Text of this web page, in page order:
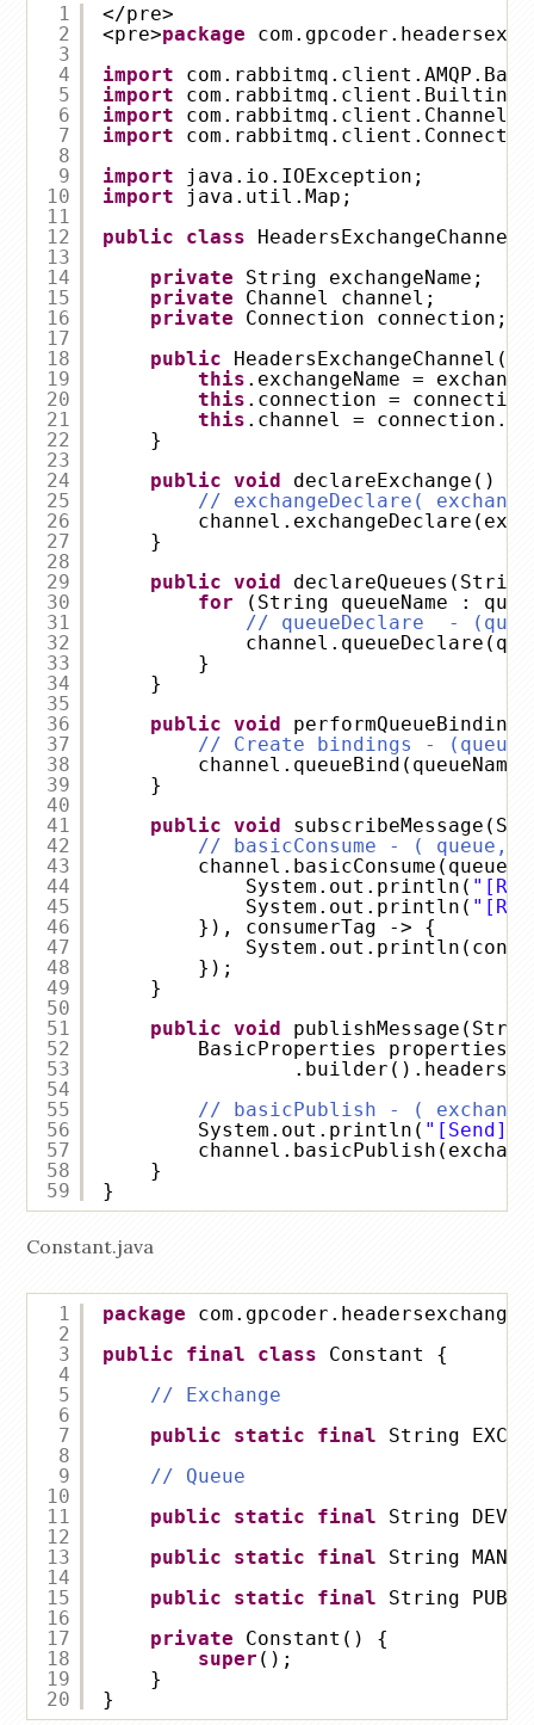
1
2
3
4
5
6
7
8
9
10
11
12
13
14
15
16
17
18
19
20
21
22
23
24
25
26
27
28
29
30
31
32
33
34
35
36
37
38
39
40
41
42
43
44
45
46
47
48
49
50
51
52
53
54
55
56
57
58
59
</pre>
<pre>package
import
import
import
com.rabbitmq.client.Channel;
import
import
java.io.IOException;
import
java.util.Map;
public
class
HeadersExchangeChannel
private
String exchangeName;
private
Channel channel;
private
Connection connection;
public
this .exchangeName =
this .connection =
this .channel =
}
public void declareExchange()
// exchangeDeclare(
}
public void
for
(String queueName :
// queueDeclare  -
}
}
public void
// Create bindings - (queue,
}
public void
// basicConsume - ( queue,
System.out.println(
System.out.println(
}), consumerTag -> {
});
}
public void
BasicProperties properties
// basicPublish - (
System.out.println( "[Send]
}
}
Constant.java
1
2
3
4
5
6
7
8
9
10
11
12
13
14
15
16
17
18
19
20
package
com.gpcoder.headersexchange;
public
final class
Constant {
// Exchange
public
static final
String
// Queue
public
static final
String
public
static final
String
public
static final
String
private
Constant() {
super ();
}
}